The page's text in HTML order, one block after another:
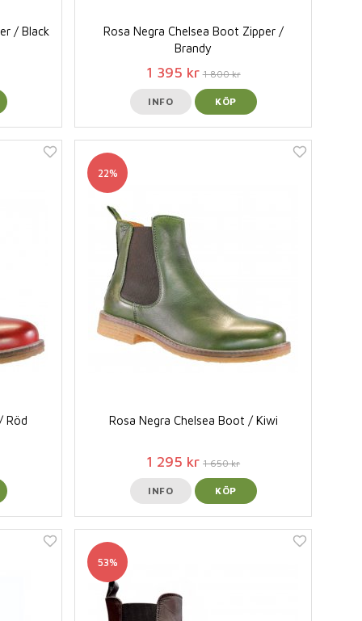
/ Black
Rosa Negra Chelsea Boot Zipper /
Brandy
1 395 kr 1 800 kr
INFO KÖP
Röd
22%
Rosa Negra Chelsea Boot / Kiwi
1 295 kr 1 650 kr
INFO KÖP
53%